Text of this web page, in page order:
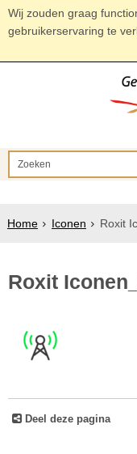
Wij zouden graag
gebruikerservaring te
Home Iconen Roxit
Roxit
Deel deze pagina